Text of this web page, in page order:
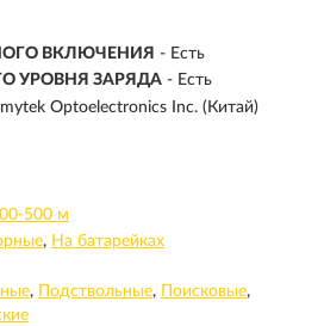
ВКЛЮЧЕНИЯ - Есть
УРОВНЯ ЗАРЯДА - Есть
Optoelectronics Inc. (Китай)
500 м
На батарейках
Подствольные
Поисковые